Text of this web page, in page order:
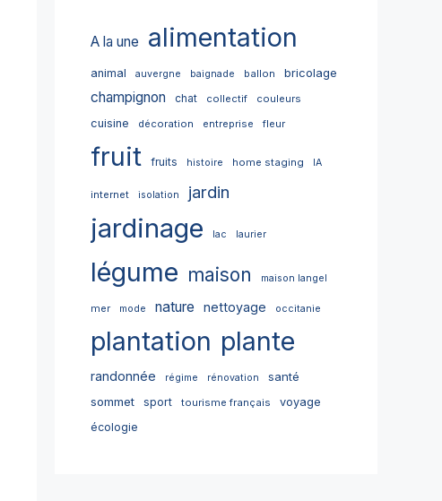
A la une alimentation
animal auvergne baignade ballon bricolage
champignon chat collectif couleurs
cuisine décoration entreprise fleur
fruit fruits histoire home staging IA
internet isolation jardin
jardinage lac laurier
légume maison maison langel
mer mode nature nettoyage occitanie
plantation plante
randonnée régime rénovation
santé
sommet
sport tourisme français
voyage
écologie